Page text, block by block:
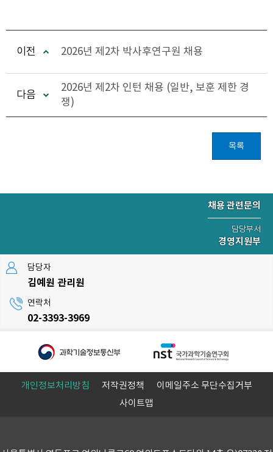
이전 2026년 제2차 박사후연구원 채용
다음
2026년 제2차 인턴 채용 (일반, 보훈 제한 경
쟁)
목록
채용 관련문의
담당부서
경영지원부
담당자
김예원 관리원
연락처
02-3393-3969
개인정보처리방침 저작권정책
이메일주소 무단수집거부
사이트맵